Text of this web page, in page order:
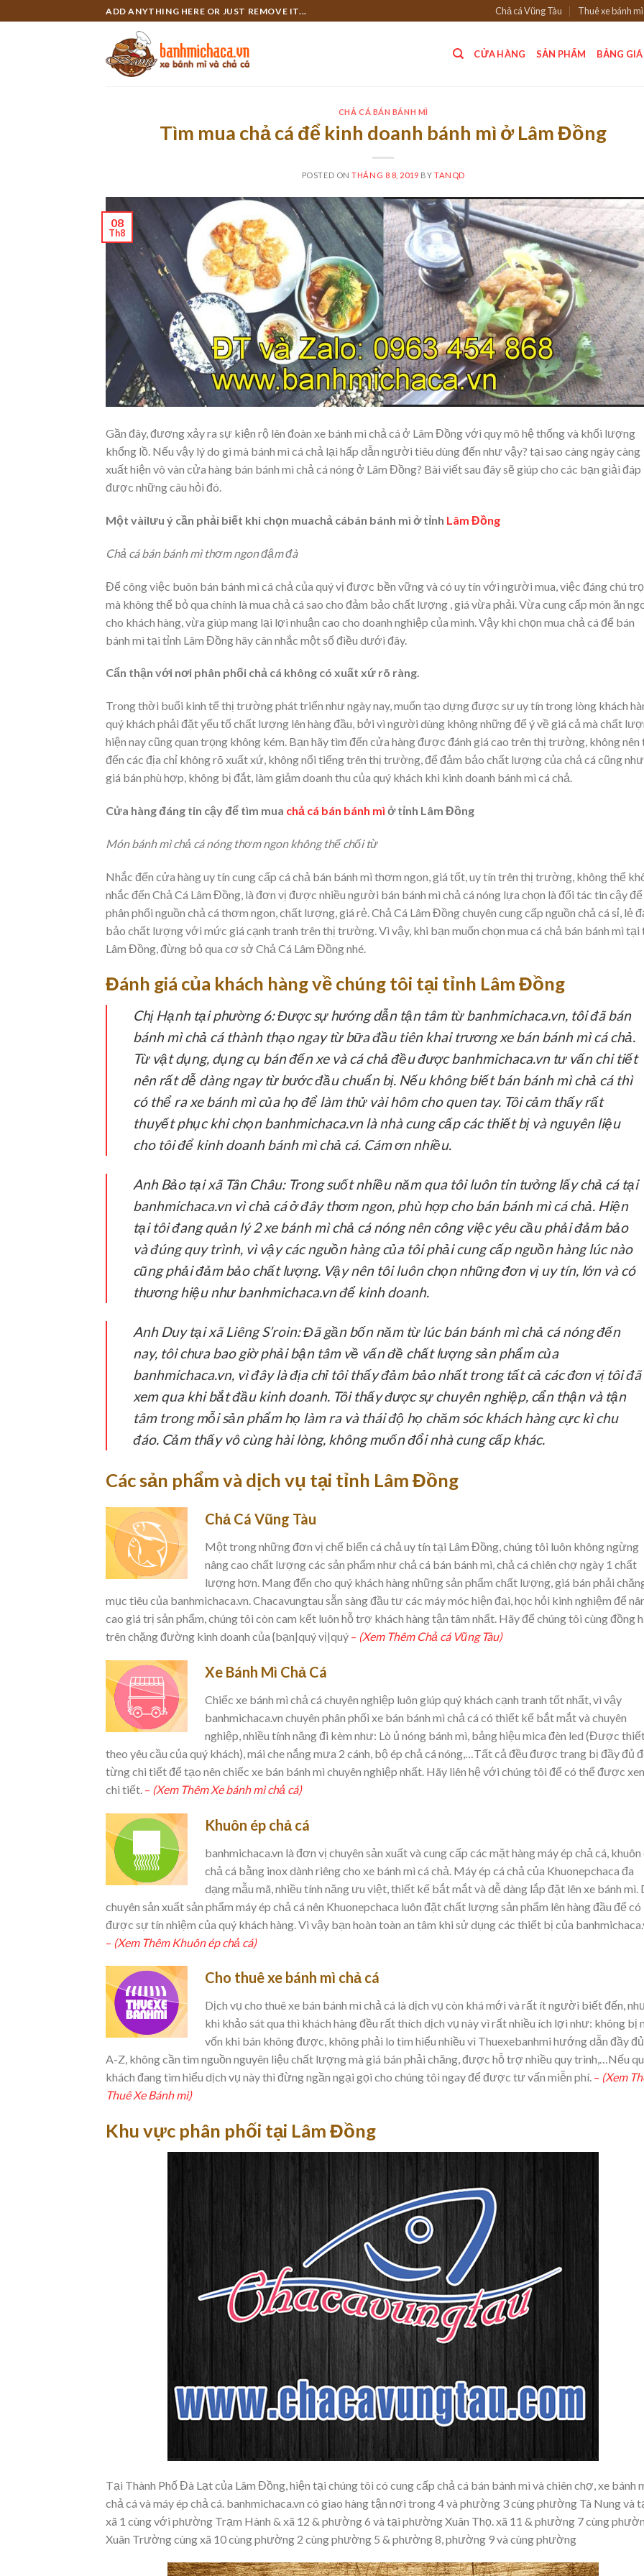
to
ADD ANYTHING HERE OR JUST REMOVE IT... Chả cá Vũng Tàu Thuê xe bánh mì
CỬA HÀNG SẢN PHẨM BẢNG
CHẢ CÁ BÁN BÁNH MÌ
Tìm mua chả cá để kinh doanh bánh mì ở Lâm Đồng
POSTED ONTHÁNG 8 8, 2019 BY TANQD
08
Th8
Gần đây, đương xảy ra sự kiện rộ lên đoàn xe bánh mì chả cá ở Lâm Đồng với quy mô hệ thống và khối lượng
khổng lồ. Nếu vậy lý do gì mà bánh mì cá chả lại hấp dẫn người tiêu dùng đến như vậy? tại sao càng ngày càng
xuất hiện vô vàn cửa hàng bán bánh mì chả cá nóng ở Lâm Đồng? Bài viết sau đây sẽ giúp cho các bạn giải đáp
được những câu hỏi đó.
Một vàilưu ý cần phải biết khi chọn muachả cábán bánh mì ở tỉnh Lâm Đồng
Chả cá bán bánh mì thơm ngon đậm đà
Để công việc buôn bán bánh mì cá chả của quý vị được bền vững và có uy tín với người mua, việc đáng chú
mà không thể bỏ qua chính là mua chả cá sao cho đảm bảo chất lượng , giá vừa phải. Vừa cung cấp món ăn
cho khách hàng, vừa giúp mang lại lợi nhuận cao cho doanh nghiệp của mình. Vậy khi chọn mua chả cá để bán
bánh mì tại tỉnh Lâm Đồng hãy cân nhắc một số điều dưới đây.
Cẩn thận với nơi phân phối chả cá không có xuất xứ rõ ràng.
Trong thời buổi kinh tế thị trường phát triển như ngày nay, muốn tạo dựng được sự uy tín trong lòng khách
quý khách phải đặt yếu tố chất lượng lên hàng đầu, bởi vì người dùng không những để ý về giá cả mà chất
hiện nay cũng quan trọng không kém. Bạn hãy tìm đến cửa hàng được đánh giá cao trên thị trường, không nên
đến các địa chỉ không rõ xuất xứ, không nổi tiếng trên thị trường, để đảm bảo chất lượng của chả cá cũng
giá bán phù hợp, không bị đắt, làm giảm doanh thu của quý khách khi kinh doanh bánh mì cá chả.
Cửa hàng đáng tin cậy để tìm mua chả cá bán bánh mì ở tỉnh Lâm Đồng
Món bánh mì chả cá nóng thơm ngon không thể chối từ
Nhắc đến cửa hàng uy tín cung cấp cá chả bán bánh mì thơm ngon, giá tốt, uy tín trên thị trường, không thể
nhắc đến Chả Cá Lâm Đồng, là đơn vị được nhiều người bán bánh mì chả cá nóng lựa chọn là đối tác tin cậy để
phân phối nguồn chả cá thơm ngon, chất lượng, giá rẻ. Chả Cá Lâm Đồng chuyên cung cấp nguồn chả cá sỉ, lẻ
bảo chất lượng với mức giá cạnh tranh trên thị trường. Vì vậy, khi bạn muốn chọn mua cá chả bán bánh mì tại
Lâm Đồng, đừng bỏ qua cơ sở Chả Cá Lâm Đồng nhé.
Đánh giá của khách hàng về chúng tôi tại tỉnh Lâm Đồng
Chị Hạnh tại phường 6:Được sự hướng dẫn tận tâm từ banhmichaca.vn, tôi đã bán
bánh mì chả cá thành thạo ngay từ bữa đầu tiên khai trương xe bán bánh mì cá chả.
Từ vật dụng, dụng cụ bán đến xe và cá chả đều được banhmichaca.vn tư vấn chi tiết
nên rất dễ dàng ngay từ bước đầu chuẩn bị. Nếu không biết bán bánh mì chả cá thì
có thể ra xe bánh mì của họ để làm thử vài hôm cho quen tay. Tôi cảm thấy rất
thuyết phục khi chọn banhmichaca.vn là nhà cung cấp các thiết bị và nguyên liệu
cho tôi để kinh doanh bánh mì chả cá. Cám ơn nhiều.
Anh Bảo tại xã Tân Châu:Trong suốt nhiều năm qua tôi luôn tin tưởng lấy chả cá tại
banhmichaca.vn vì chả cá ở đây thơm ngon, phù hợp cho bán bánh mì cá chả. Hiện
tại tôi đang quản lý 2 xe bánh mì chả cá nóng nên công việc yêu cầu phải đảm bảo
và đúng quy trình, vì vậy các nguồn hàng của tôi phải cung cấp nguồn hàng lúc nào
cũng phải đảm bảo chất lượng. Vậy nên tôi luôn chọn những đơn vị uy tín, lớn và có
thương hiệu như banhmichaca.vn để kinh doanh.
Anh Duy tại xã Liêng S’roin:Đã gần bốn năm từ lúc bán bánh mì chả cá nóng đến
nay, tôi chưa bao giờ phải bận tâm về vấn đề chất lượng sản phẩm của
banhmichaca.vn, vì đây là địa chỉ tôi thấy đảm bảo nhất trong tất cả các đơn vị tôi đã
xem qua khi bắt đầu kinh doanh. Tôi thấy được sự chuyên nghiệp, cẩn thận và tận
tâm trong mỗi sản phẩm họ làm ra và thái độ họ chăm sóc khách hàng cực kì chu
đáo. Cảm thấy vô cùng hài lòng, không muốn đổi nhà cung cấp khác.
Các sản phẩm và dịch vụ tại tỉnh Lâm Đồng
Chả Cá Vũng Tàu
Một trong những đơn vị chế biến cá chả uy tín tại Lâm Đồng, chúng tôi luôn không ngừng
nâng cao chất lượng các sản phẩm như chả cá bán bánh mì, chả cá chiên chợ ngày 1 chất
lượng hơn. Mang đến cho quý khách hàng những sản phẩm chất lượng, giá bán phải
mục tiêu của banhmichaca.vn. Chacavungtau sẵn sàng đầu tư các máy móc hiện đại, học hỏi kinh nghiệm để
cao giá trị sản phẩm, chúng tôi còn cam kết luôn hỗ trợ khách hàng tận tâm nhất. Hãy để chúng tôi cùng đồng
trên chặng đường kinh doanh của {bạn|quý vị|quý – (Xem Thêm Chả cá Vũng Tàu)
Xe Bánh Mì Chả Cá
Chiếc xe bánh mì chả cá chuyên nghiệp luôn giúp quý khách cạnh tranh tốt nhất, vì vậy
banhmichaca.vn chuyên phân phối xe bán bánh mì chả cá có thiết kế bắt mắt và chuyên
nghiệp, nhiều tính năng đi kèm như: Lò ủ nóng bánh mì, bảng hiệu mica đèn led (Được
theo yêu cầu của quý khách), mái che nắng mưa 2 cánh, bộ ép chả cá nóng,…Tất cả đều được trang bị đầy đủ
từng chi tiết để tạo nên chiếc xe bán bánh mì chuyên nghiệp nhất. Hãy liên hệ với chúng tôi để có thể được
chi tiết. – (Xem Thêm Xe bánh mì chả cá)
Khuôn ép chả cá
banhmichaca.vn là đơn vị chuyên sản xuất và cung cấp các mặt hàng máy ép chả cá, khuôn
chả cá bằng inox dành riêng cho xe bánh mì cá chả. Máy ép cá chả của Khuonepchaca đa
dạng mẫu mã, nhiều tính năng ưu việt, thiết kế bắt mắt và dễ dàng lắp đặt lên xe bánh mì.
chuyên sản xuất sản phẩm máy ép chả cá nên Khuonepchaca luôn đặt chất lượng sản phẩm lên hàng đầu để có
được sự tín nhiệm của quý khách hàng. Vì vậy bạn hoàn toàn an tâm khi sử dụng các thiết bị của
– (Xem Thêm Khuôn ép chả cá)
Cho thuê xe bánh mì chả cá
Dịch vụ cho thuê xe bán bánh mì chả cá là dịch vụ còn khá mới và rất ít người biết đến,
khi khảo sát qua thì khách hàng đều rất thích dịch vụ này vì rất nhiều ích lợi như: không bị
vốn khi bán không được, không phải lo tìm hiểu nhiều vì Thuexebanhmi hướng dẫn đầy
A-Z, không cần tìm nguồn nguyên liệu chất lượng mà giá bán phải chăng, được hỗ trợ nhiều quy trình,…Nếu
khách đang tìm hiểu dịch vụ này thì đừng ngần ngại gọi cho chúng tôi ngay để được tư vấn miễn phí. – (Xem
Thuê Xe Bánh mì)
Khu vực phân phối tại Lâm Đồng
Tại Thành Phố Đà Lạt của Lâm Đồng, hiện tại chúng tôi có cung cấp chả cá bán bánh mì và chiên chợ, xe bánh
chả cá và máy ép chả cá. banhmichaca.vn có giao hàng tận nơi trong 4 và phường 3 cùng phường Tà Nung và
xã 1 cùng với phường Trạm Hành & xã 12 & phường 6 và tại phường Xuân Thọ. xã 11 & phường 7 cùng
Xuân Trường cùng xã 10 cùng phường 2 cùng phường 5 & phường 8, phường 9 và cùng phường